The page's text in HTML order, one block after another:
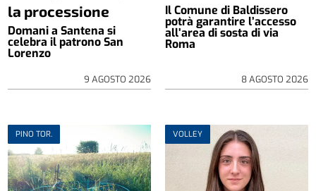
la processione
Domani a Santena si
celebra il patrono San
Lorenzo
9 AGOSTO 2026
Il Comune di Baldissero
potrà garantire l’accesso
all’area di sosta di via
Roma
8 AGOSTO 2026
PINO TOR. VOLLEY